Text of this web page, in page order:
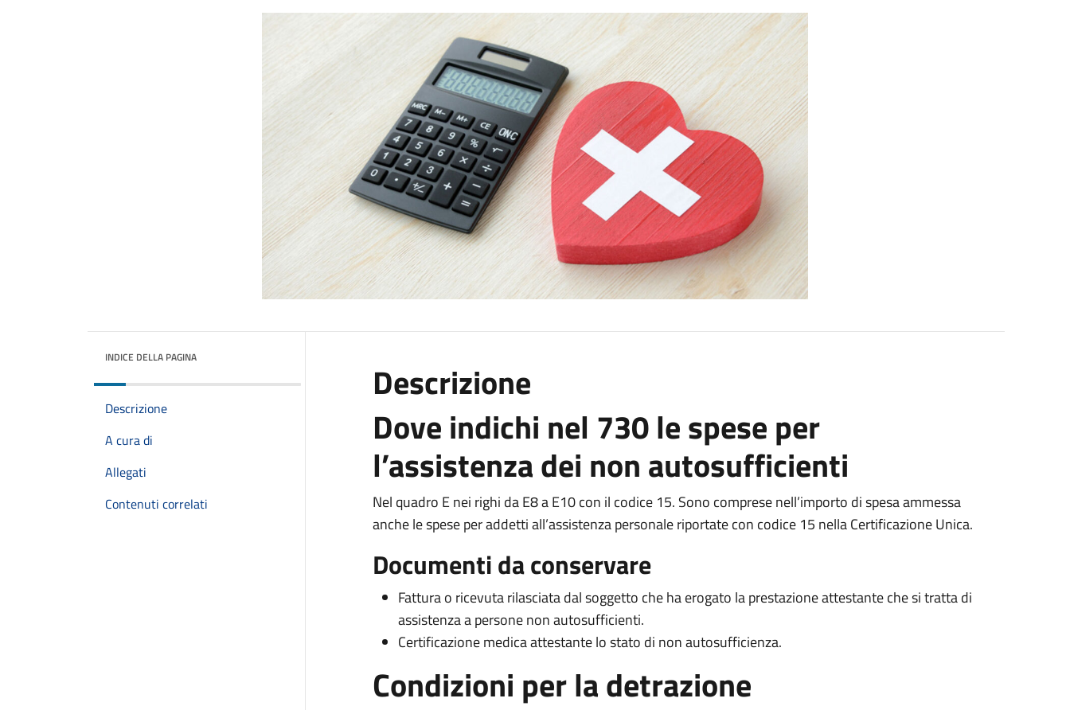
INDICE DELLA PAGINA
Descrizione
A cura di
Allegati
Contenuti correlati
Descrizione
Dove indichi nel 730 le spese per
l’assistenza dei non autosufficienti
Nel quadro E nei righi da E8 a E10 con il codice 15. Sono comprese nell’importo di spesa ammessa
anche le spese per addetti all’assistenza personale riportate con codice 15 nella Certificazione Unica.
Documenti da conservare
Fattura o ricevuta rilasciata dal soggetto che ha erogato la prestazione attestante che si tratta di
assistenza a persone non autosufficienti.
Certificazione medica attestante lo stato di non autosufficienza.
Condizioni per la detrazione